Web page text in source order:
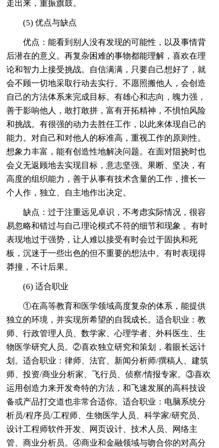
走出来，重振旗鼓。
(5) 优点与缺点
优点：能看到别人没有发现的可能性，以及事情背
后潜在的意义。再复杂困难的事物都能理解，喜欢在理
论和智力上接受挑战。自信满满，只要自己想好了，就
会不顾一切地采取行动去实行。不愿照搬他人，会创造
自己的方法体系来完成目标。有雄心和志向，魄力强，
善于影响他人，敢打敢拼，富有开拓精神，不惧怕风险
和挑战。有很强的动力去胜任工作，以此来体现自己的
能力。对自己和对他人的标准高，重视工作的原则性。
想象力丰富，能有创造性地解决问题。在面对阻挠时也
会义无返顾地去实现目标，意志坚强。果断、坚决，有
高度的组织能力，善于从事有技术含量的工作，擅长一
个人作，独立、自主地作出决定。
缺点：过于注重远见卓识，不考虑实际情况，很容
易忽略和错过与自己理论模式不符的细节和现象 。有时
表现地过于强势，让人难以接受有时会过于固执和死
板，沉迷于一些出色的但不重要的想法中。有时表现得
莽撞，不计后果。
(6) 适合职业
①在高等教育和医学领域高度复杂的体系，能提供
独立的环境，并实现所希望的自我成长。适合职业：教
师、行政管理人员、数学家、心理学者、外科医生、生
物医学研究人员。②喜欢独立研究和策划，着眼长远计
划。适合职业：律师、法官、新闻分析师/撰稿人、建筑
师、投资/商业分析家、飞行员、侦察/情报专家。③喜欢
运用创造力来开发奇特的方法，和飞速发展的高科技设
备或产品打交道也非常合适你。适合职业：电脑系统分
析员/程序员/工程师、生物医学人员、科学家/研究员、
设计工程师软件开发、网页设计、技术人员、网络主
管、商业分析员。④商业和金融领域与吻合你的对高分